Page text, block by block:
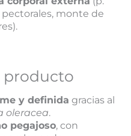
pectorales, monte de
producto
y definida gracias al
oleracea.
pegajoso, con